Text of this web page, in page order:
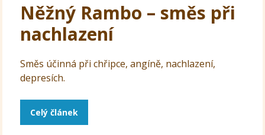
Něžný Rambo – směs při
nachlazení
Směs účinná při chřipce, angíně, nachlazení,
depresích.
Celý článek